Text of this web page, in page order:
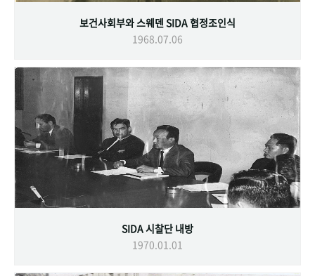
보건사회부와 스웨덴 SIDA 협정조인식
1968.07.06
SIDA 시찰단 내방
1970.01.01